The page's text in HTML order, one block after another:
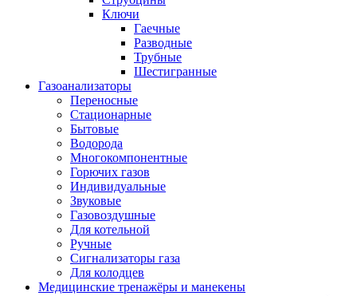
Ключи
Гаечные
Разводные
Трубные
Шестигранные
Газоанализаторы
Переносные
Стационарные
Бытовые
Водорода
Многокомпонентные
Горючих газов
Индивидуальные
Звуковые
Газовоздушные
Для котельной
Ручные
Сигнализаторы газа
Для колодцев
Медицинские тренажёры и манекены